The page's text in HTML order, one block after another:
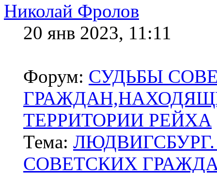
Николай Фролов
20 янв 2023, 11:11
Форум: СУДЬБЫ
ТЕРРИТОРИИ РЕЙХА
Тема:
СОВЕТСКИХ